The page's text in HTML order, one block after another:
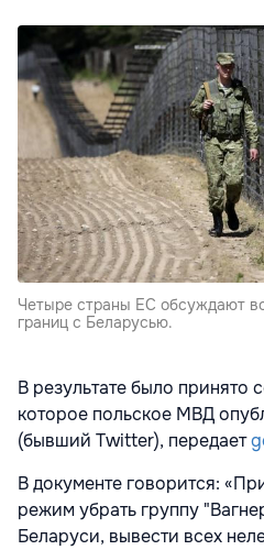
Четыре страны ЕС обсуждают
границ с Беларусью.
В результате было принято
которое польское МВД
(бывший Twitter), передает
В документе говорится:
режим убрать группу
Беларуси, вывести всех